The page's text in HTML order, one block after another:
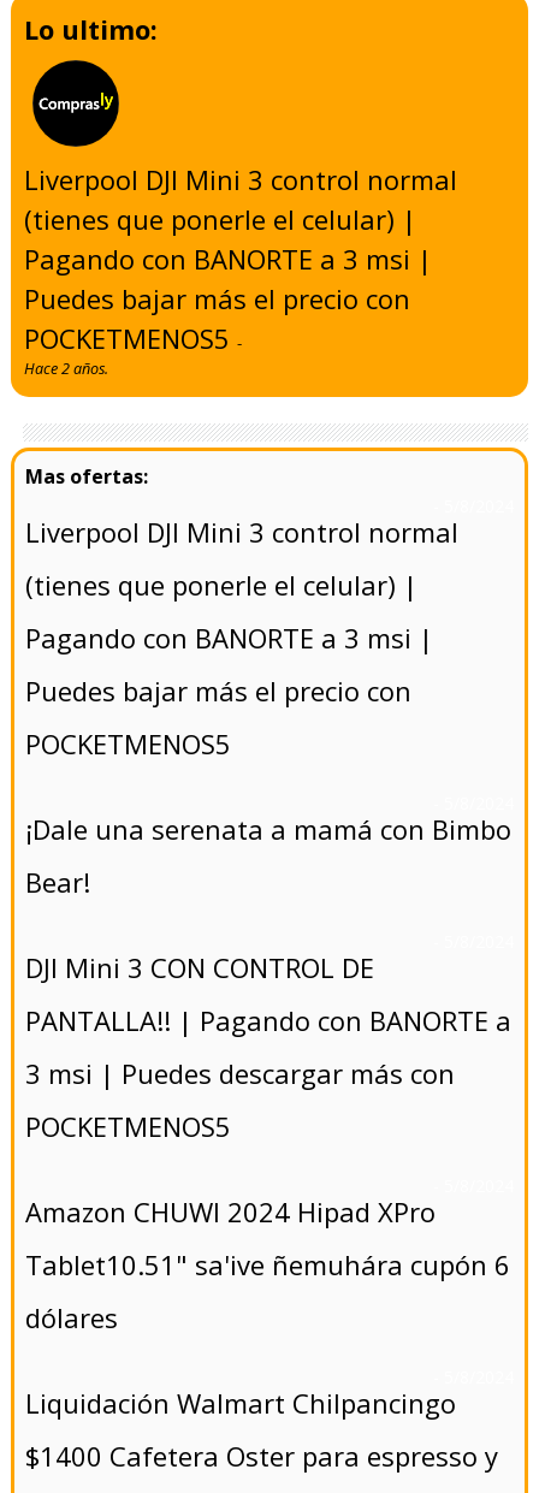
Lo ultimo:
Liverpool DJI Mini 3 control normal
(tienes que ponerle el celular) |
Pagando con BANORTE a 3 msi |
Puedes bajar más el precio con
POCKETMENOS5-
Hace 2 años.
Liverpool DJI Mini 3 control normal
(tienes que ponerle el celular) |
Pagando con BANORTE a 3 msi |
Puedes bajar más el precio con
POCKETMENOS5
¡Dale una serenata a mamá con Bimbo
Bear!
DJI Mini 3 CON CONTROL DE
PANTALLA!! | Pagando con BANORTE a
3 msi | Puedes descargar más con
POCKETMENOS5
Amazon CHUWI 2024 Hipad XPro
Tablet10.51" sa'ive ñemuhára cupón 6
dólares
Liquidación Walmart Chilpancingo
$1400 Cafetera Oster para espresso y